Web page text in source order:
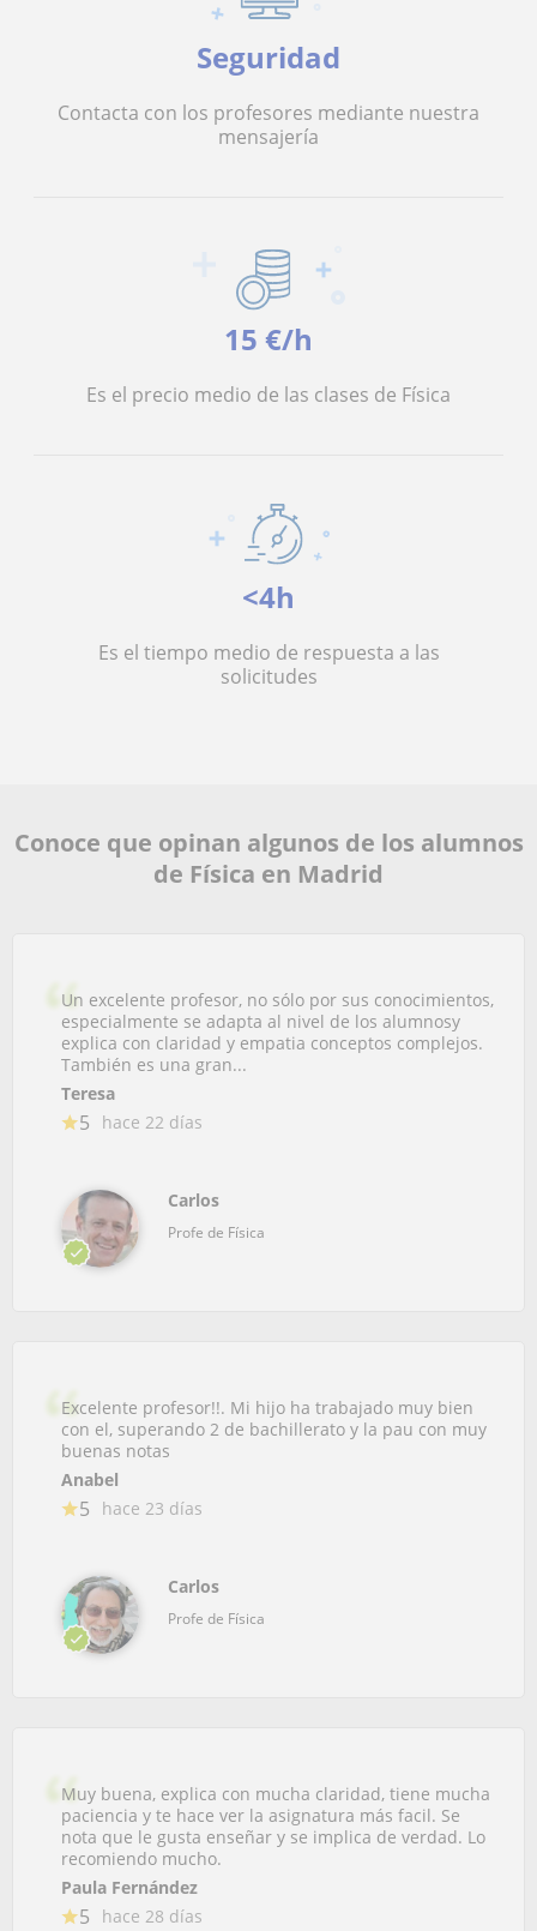
Seguridad
Contacta con los profesores mediante nuestra
mensajería
15 €/h
Es el precio medio de las clases de Física
<4h
Es el tiempo medio de respuesta a las
solicitudes
Conoce que opinan algunos de los alumnos
de Física en Madrid
Un excelente profesor, no sólo por sus conocimientos,
especialmente se adapta al nivel de los alumnosy
explica con claridad y empatia conceptos complejos.
También es una gran...
Teresa
5 hace 22 días
Carlos
Profe de Física
Excelente profesor!!. Mi hijo ha trabajado muy bien
con el, superando 2 de bachillerato y la pau con muy
buenas notas
Anabel
5 hace 23 días
Carlos
Profe de Física
Muy buena, explica con mucha claridad, tiene mucha
paciencia y te hace ver la asignatura más facil. Se
nota que le gusta enseñar y se implica de verdad. Lo
recomiendo mucho.
Paula Fernández
5 hace 28 días